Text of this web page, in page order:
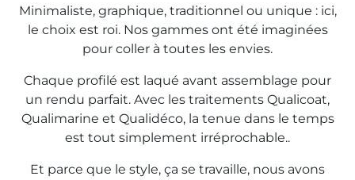
Minimaliste, graphique, traditionnel ou unique : ici,
le choix est roi. Nos gammes ont été imaginées
pour coller à toutes les envies.
Chaque profilé est laqué avant assemblage pour
un rendu parfait. Avec les traitements Qualicoat,
Qualimarine et Qualidéco, la tenue dans le temps
est tout simplement irréprochable..
Et parce que le style, ça se travaille, nous avons